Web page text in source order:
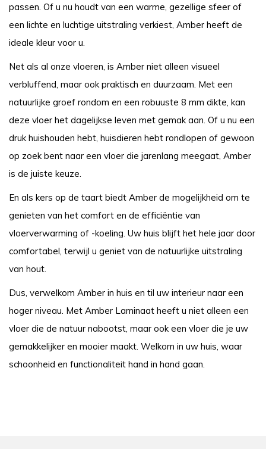
passen. Of u nu houdt van een warme, gezellige sfeer of
een lichte en luchtige uitstraling verkiest, Amber heeft de
ideale kleur voor u.
Net als al onze vloeren, is Amber niet alleen visueel
verbluffend, maar ook praktisch en duurzaam. Met een
natuurlijke groef rondom en een robuuste 8 mm dikte, kan
deze vloer het dagelijkse leven met gemak aan. Of u nu een
druk huishouden hebt, huisdieren hebt rondlopen of gewoon
op zoek bent naar een vloer die jarenlang meegaat, Amber
is de juiste keuze.
En als kers op de taart biedt Amber de mogelijkheid om te
genieten van het comfort en de efficiëntie van
vloerverwarming of -koeling. Uw huis blijft het hele jaar door
comfortabel, terwijl u geniet van de natuurlijke uitstraling
van hout.
Dus, verwelkom Amber in huis en til uw interieur naar een
hoger niveau. Met Amber Laminaat heeft u niet alleen een
vloer die de natuur nabootst, maar ook een vloer die je uw
gemakkelijker en mooier maakt. Welkom in uw huis, waar
schoonheid en functionaliteit hand in hand gaan.